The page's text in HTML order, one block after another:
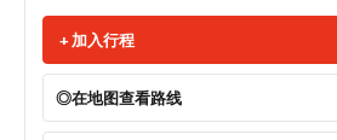
加入行程
在地图查看路线